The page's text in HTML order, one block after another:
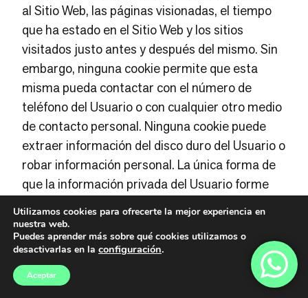
al Sitio Web, las páginas visionadas, el tiempo
que ha estado en el Sitio Web y los sitios
visitados justo antes y después del mismo. Sin
embargo, ninguna cookie permite que esta
misma pueda contactar con el número de
teléfono del Usuario o con cualquier otro medio
de contacto personal. Ninguna cookie puede
extraer información del disco duro del Usuario o
robar información personal. La única forma de
que la información privada del Usuario forme
personalmente esta información al servidor.
Las cookies que permiten identificar a una
persona se consideran datos personales. Por
tanto, a las mismas les será de aplicación la
Utilizamos cookies para ofrecerte la mejor experiencia en
nuestra web.
Puedes aprender más sobre qué cookies utilizamos o
desactivarlas en la configuración.
Aceptar